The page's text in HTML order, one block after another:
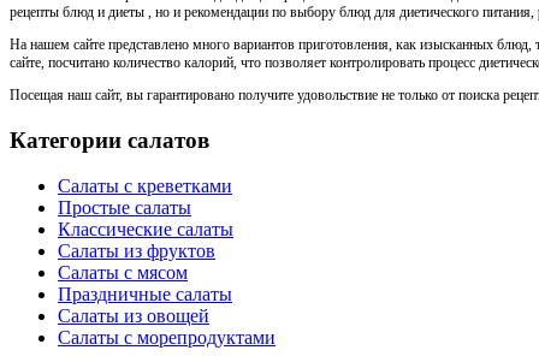
рецепты блюд и диеты , но и рекомендации по выбору блюд для диетического питания,
На нашем сайте представлено много вариантов приготовления, как изысканных блюд,
сайте, посчитано количество калорий, что позволяет контролировать процесс
Посещая наш сайт, вы гарантировано получите удовольствие не только от поиска
Категории салатов
Салаты с креветками
Простые салаты
Классические салаты
Салаты из фруктов
Салаты с мясом
Праздничные салаты
Салаты из овощей
Салаты с морепродуктами